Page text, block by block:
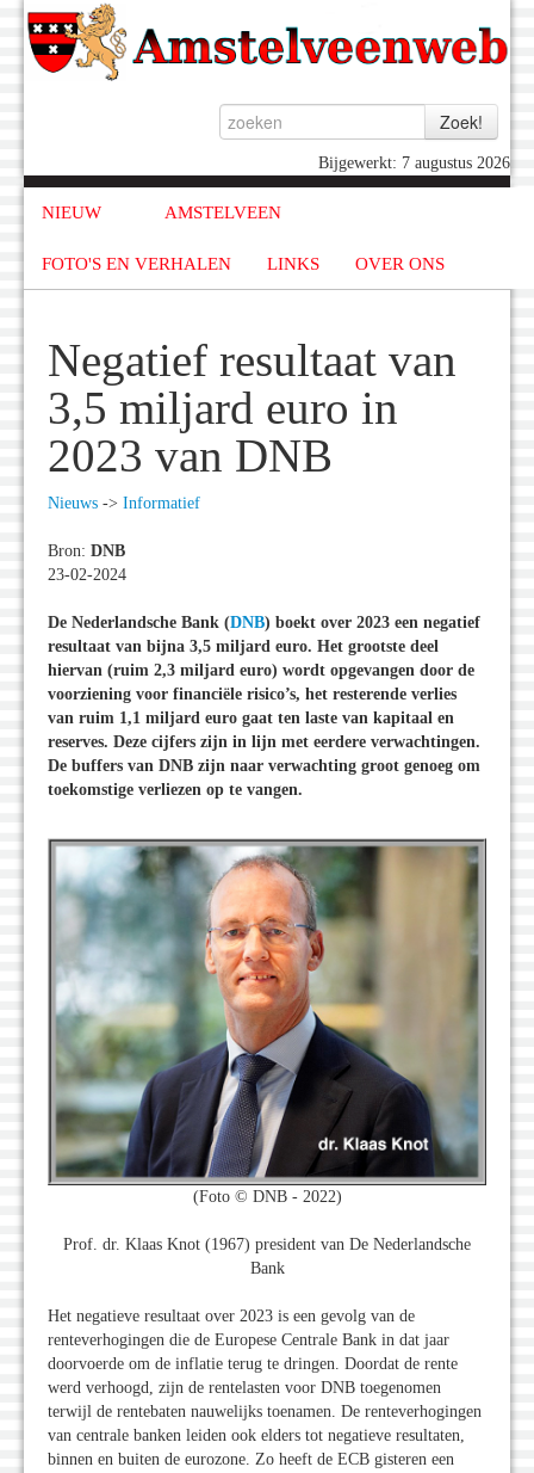
Bijgewerkt: 7 augustus 2026
NIEUW AMSTELVEEN
FOTO'S EN VERHALEN LINKS OVER ONS
Negatief resultaat van
3,5 miljard euro in
2023 van DNB
Nieuws -> Informatief
Bron: DNB
23-02-2024
De Nederlandsche Bank (DNB) boekt over 2023 een negatief
resultaat van bijna 3,5 miljard euro. Het grootste deel
hiervan (ruim 2,3 miljard euro) wordt opgevangen door de
voorziening voor financiële risico’s, het resterende verlies
van ruim 1,1 miljard euro gaat ten laste van kapitaal en
reserves. Deze cijfers zijn in lijn met eerdere verwachtingen.
De buffers van DNB zijn naar verwachting groot genoeg om
toekomstige verliezen op te vangen.
(Foto © DNB - 2022)
Prof. dr. Klaas Knot (1967) president van De Nederlandsche
Bank
Het negatieve resultaat over 2023 is een gevolg van de
renteverhogingen die de Europese Centrale Bank in dat jaar
doorvoerde om de inflatie terug te dringen. Doordat de rente
werd verhoogd, zijn de rentelasten voor DNB toegenomen
terwijl de rentebaten nauwelijks toenamen. De renteverhogingen
van centrale banken leiden ook elders tot negatieve resultaten,
binnen en buiten de eurozone. Zo heeft de ECB gisteren een